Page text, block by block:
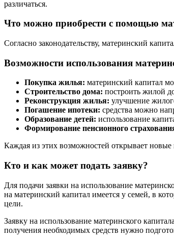
различаться.
Что можно приобрести с помощью
Согласно законодательству, материнский
Возможности использования
Покупка жилья: материнский капитал
Строительство дома: построить жилой
Реконструкция жилья: улучшение
Погашение ипотеки: средства можно
Образование детей: использование
Формирование пенсионного
Каждая из этих возможностей открывает
Кто и как может подать заявку?
Для подачи заявки на использование
на материнский капитал имеется у семей, в
цели.
Заявку на использование материнского
получения необходимых средств нужно